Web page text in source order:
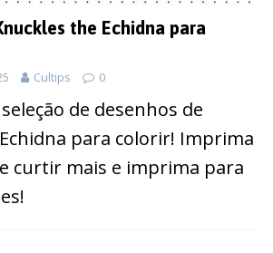
the Echidna para
Cultips 0
de desenhos de
para colorir! Imprima
curtir mais e imprima para